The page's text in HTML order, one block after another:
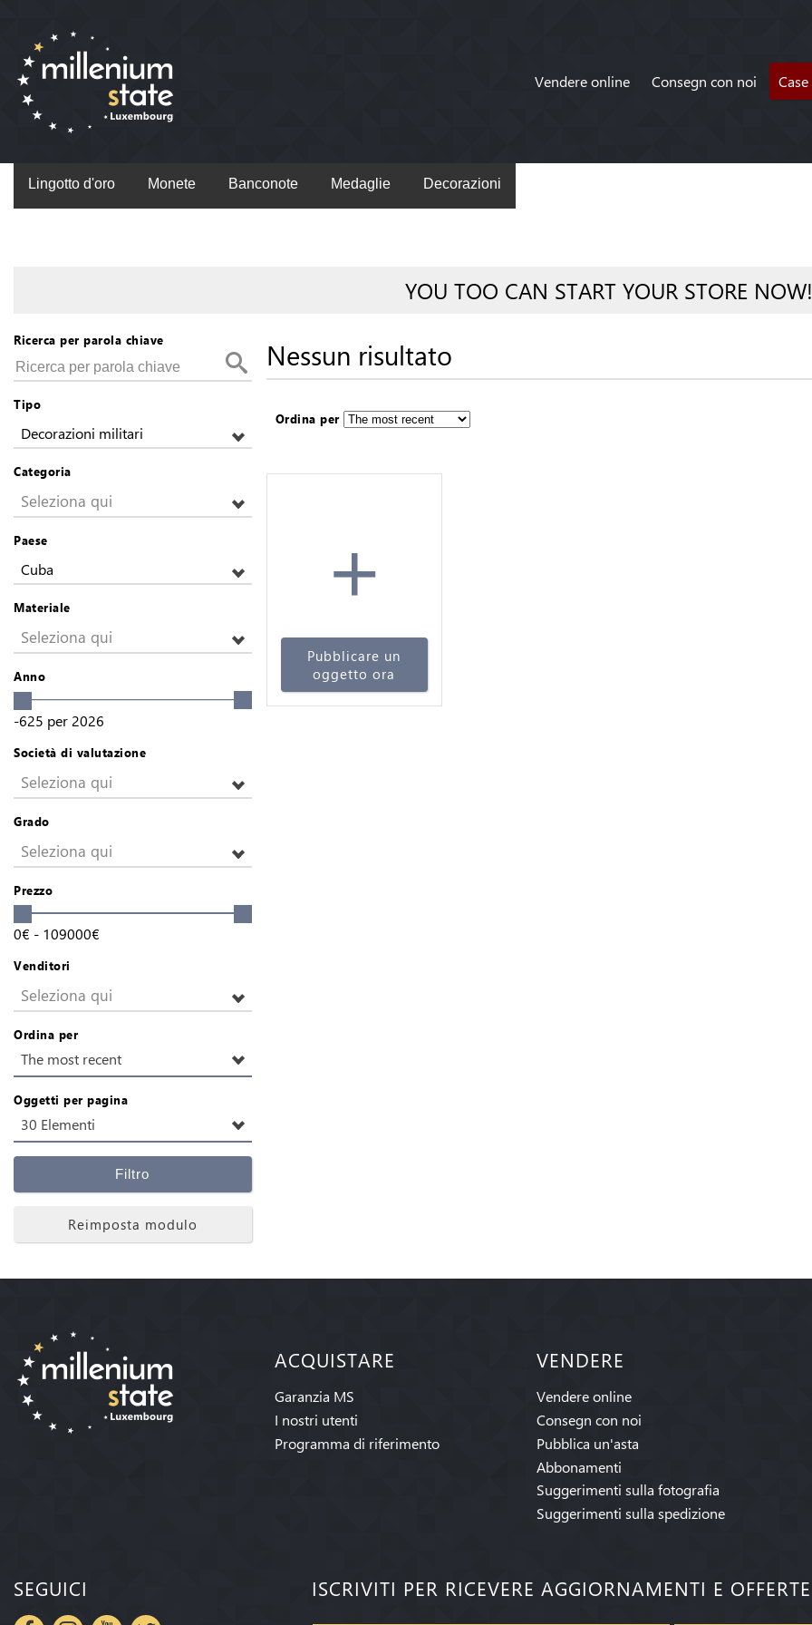
Vendere online Consegn con noi
Lingotto d'oro Monete Banconote Medaglie Decorazioni
YOU TOO CAN START YOUR STORE NOW!
Ricerca per parola chiave
Tipo
Decorazioni militari
Categoria
Seleziona qui
Paese
Cuba
Materiale
Seleziona qui
Anno
-625 per 2026
Società di valutazione
Seleziona qui
Grado
Seleziona qui
Prezzo
0€ - 109000€
Venditori
Seleziona qui
Ordina per
The most recent
Oggetti per pagina
30 Elementi
Filtro
Reimposta modulo
Nessun risultato
Ordina per
+
Pubblicare un
oggetto ora
ACQUISTARE
Garanzia MS
I nostri utenti
Programma di riferimento
VENDERE
Vendere online
Consegn con noi
Pubblica un'asta
Abbonamenti
Suggerimenti sulla fotografia
Suggerimenti sulla spedizione
SEGUICI ISCRIVITI PER RICEVERE AGGIORNAMENTI E